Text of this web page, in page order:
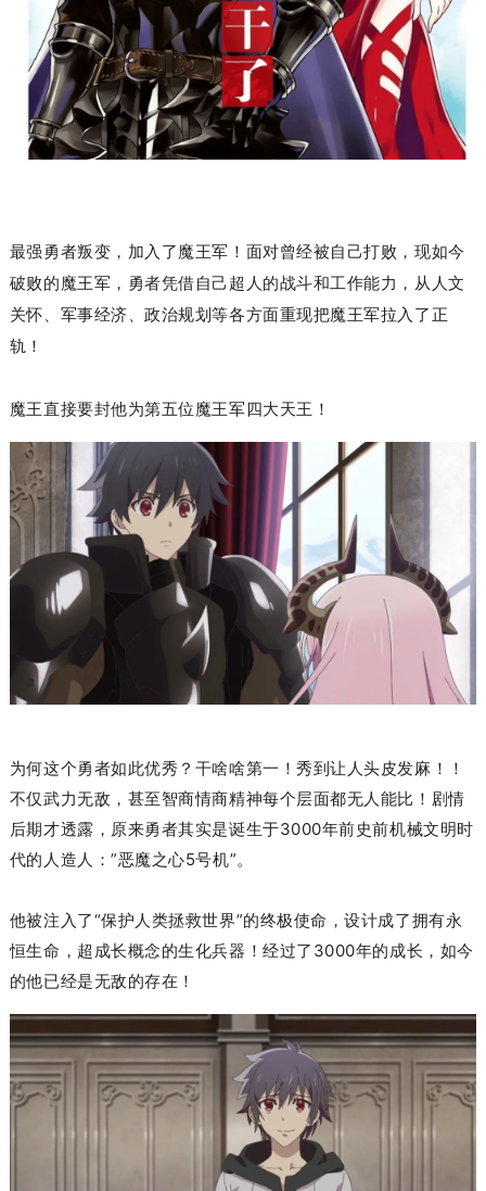
最强勇者叛变，加入了魔王军！面对曾经被自己打败，现如今
破败的魔王军，勇者凭借自己超人的战斗和工作能力 ， 从人文
关怀、 军事经济、政治规划等各方面重现把魔王军拉入了正
轨！
魔王直接要封他为第五位魔王军四大天王 ！
为何这个勇者如此优秀？ 干啥啥第一！秀到让人头皮发麻！！
不仅武力无敌，甚至智商情商精神每个层面都无人能比！剧情
后期才透露，原来勇者其实是诞生于3000年前史前机械文明时
代的人造人：”恶魔之心5号机”。
他被注入了“保护人类拯救世界”的终极使命 ，设计成了拥有永
恒生命，超成长概念的生化兵器 ！经过了3000年的成长，如今
的他已经是无敌的存在！